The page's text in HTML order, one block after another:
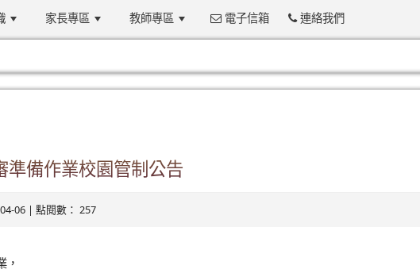
家長專區 教師專區 電子信箱 連絡我們
準備作業校園管制公告
06 | 點閱數： 257
，